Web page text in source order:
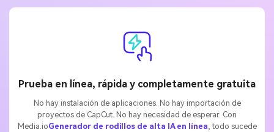
Prueba en línea, rápida y completamente gratuita
No hay instalación de aplicaciones. No hay importación de
proyectos de CapCut. No hay necesidad de esperar. Con
Media.ioGenerador de rodillos de alta IA en línea, todo sucede